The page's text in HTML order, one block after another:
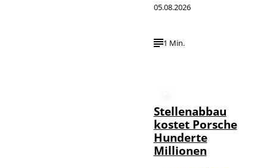
05.08.2026
1 Min.
Stellenabbau
kostet Porsche
Hunderte
Millionen